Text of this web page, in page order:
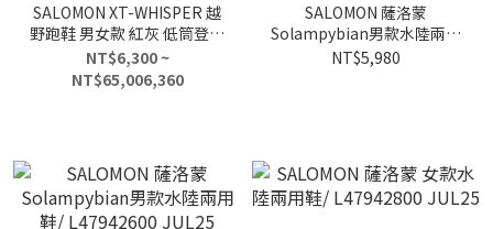
SALOMON XT-WHISPER 越
野跑鞋 男女款 紅灰 低筒登山
鞋 避震耐磨 機能潮流戶外款
July25
NT$6,300 ~
NT$65,006,360
SALOMON 薩洛蒙
Solampybian男款水陸兩用
鞋/ L47700200 JUL25
NT$5,980